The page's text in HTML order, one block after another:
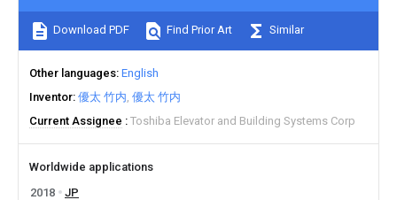
Download PDF Find Prior Art Similar
Other languages English
Inventor 優太 竹内 優太 竹内
Current Assignee
Toshiba Elevator and Building Systems Corp
Worldwide applications
2018
JP